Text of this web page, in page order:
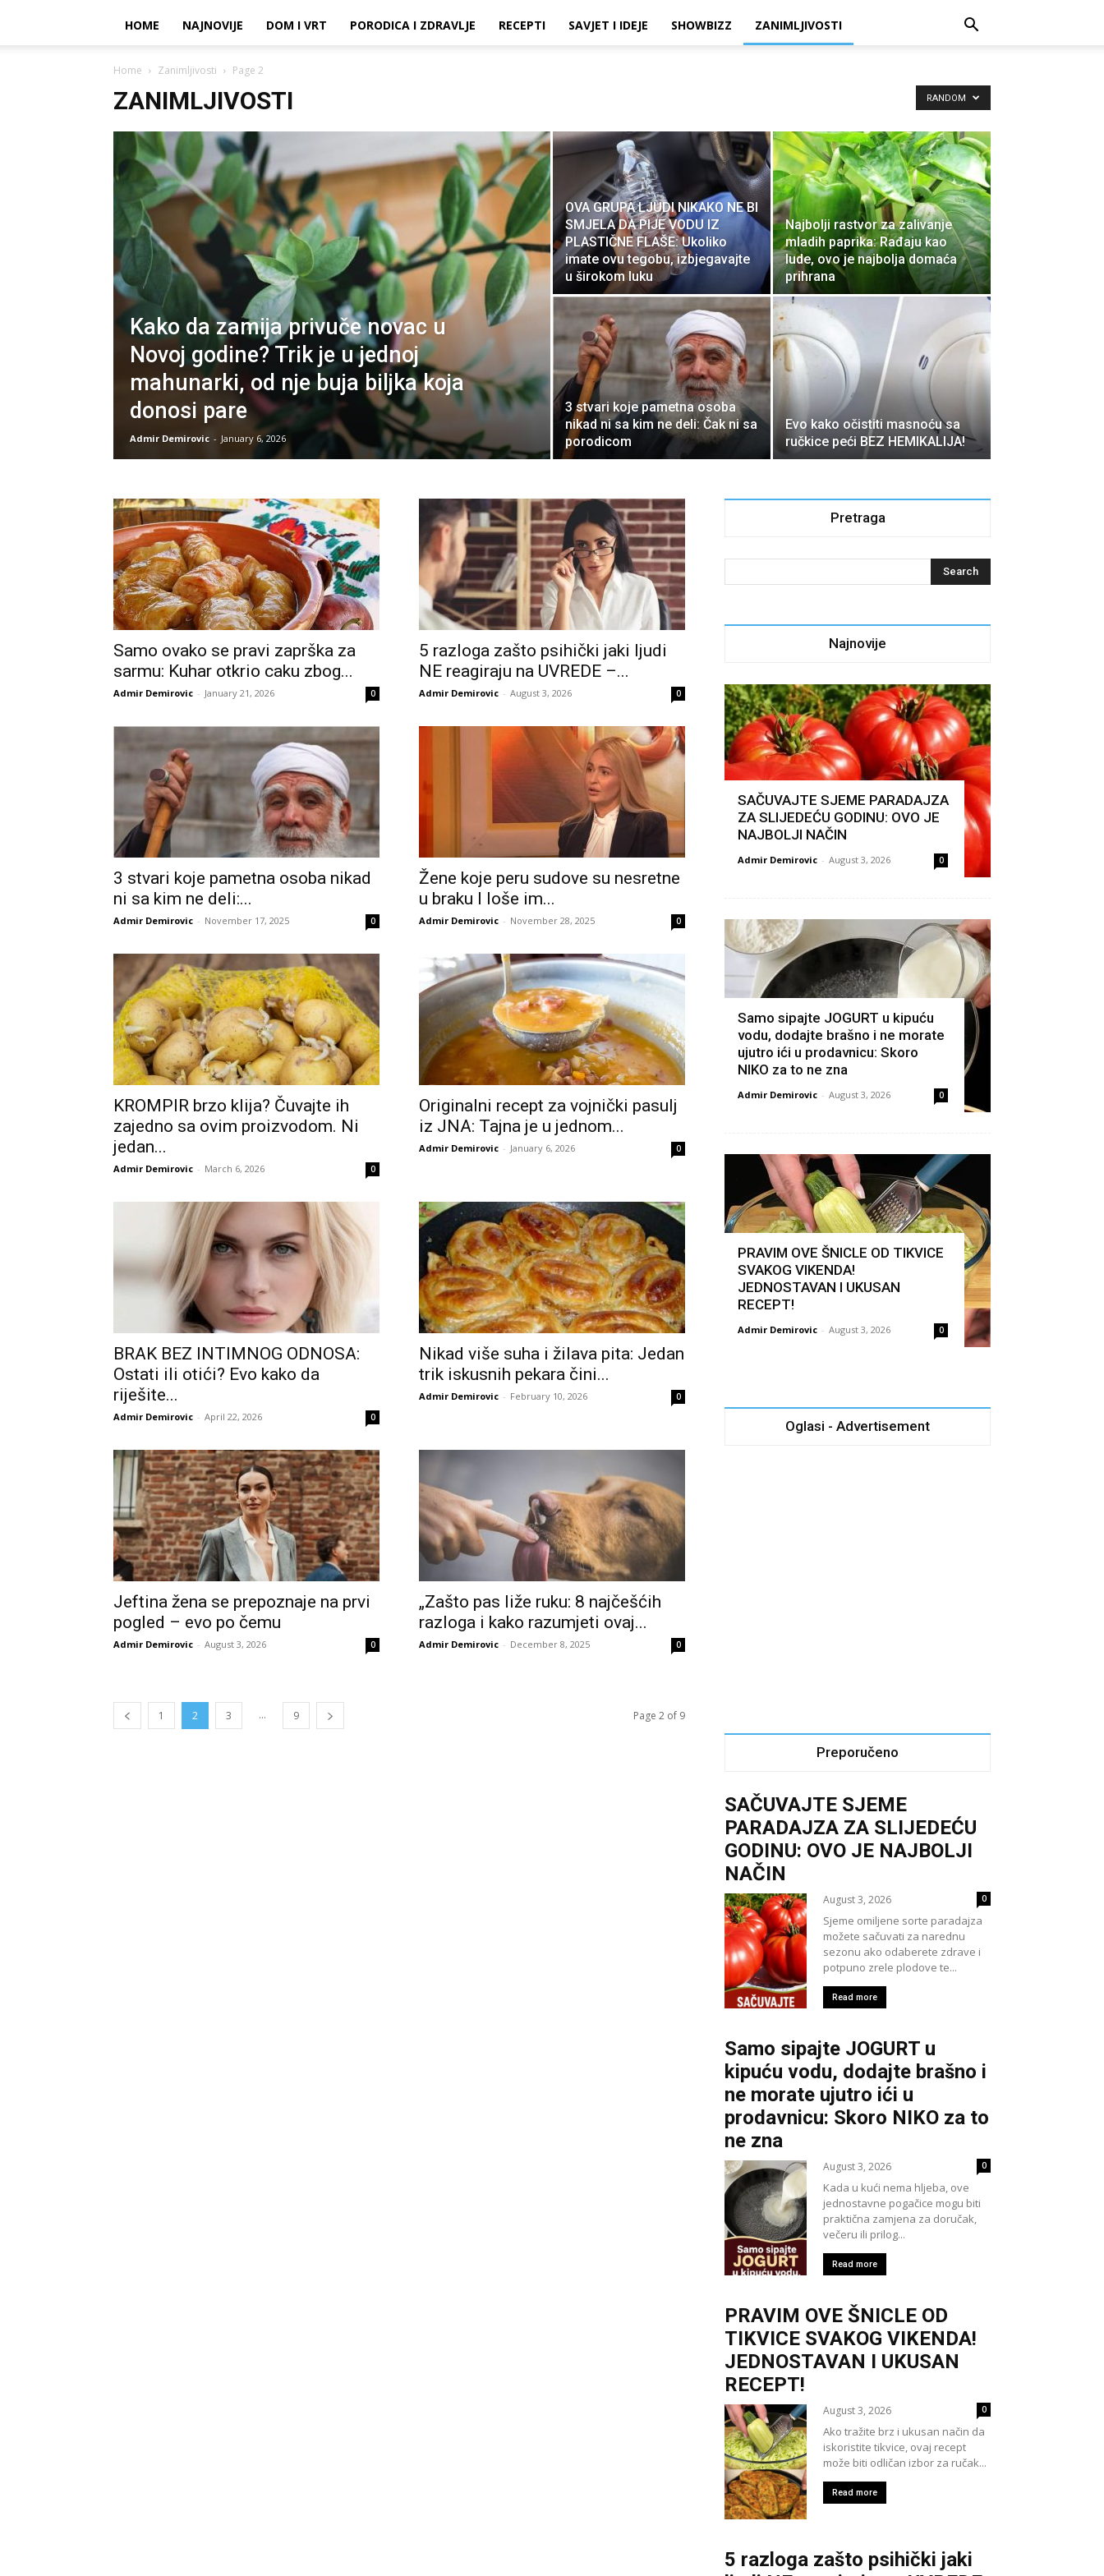
HOME NAJNOVIJE DOM I VRT PORODICA I ZDRAVLJE RECEPTI SAVJET I IDEJE SHOWBIZZ ZANIMLJIVOSTI
Home Zanimljivosti Page 2
ZANIMLJIVOSTI RANDOM
Kako da zamija privuče novac u
Novoj godine? Trik je u jednoj
mahunarki, od nje buja biljka koja
donosi pare
Admir Demirovic - January 6, 2026
OVA GRUPA LJUDI NIKAKO NE BI
SMJELA DA PIJE VODU IZ
PLASTIČNE FLAŠE: Ukoliko
imate ovu tegobu, izbjegavajte
u širokom luku
Najbolji rastvor za zalivanje
mladih paprika: Rađaju kao
lude, ovo je najbolja domaća
prihrana
3 stvari koje pametna osoba
nikad ni sa kim ne deli: Čak ni sa
porodicom
Evo kako očistiti masnoću sa
ručkice peći BEZ HEMIKALIJA!
Samo ovako se pravi zaprška za
sarmu: Kuhar otkrio caku zbog...
Admir Demirovic - January 21, 2026 0
5 razloga zašto psihički jaki ljudi
NE reagiraju na UVREDE –...
Admir Demirovic - August 3, 2026 0
3 stvari koje pametna osoba nikad
ni sa kim ne deli:...
Admir Demirovic - November 17, 2025 0
Žene koje peru sudove su nesretne
u braku I loše im...
Admir Demirovic - November 28, 2025 0
KROMPIR brzo klija? Čuvajte ih
zajedno sa ovim proizvodom. Ni
jedan...
Admir Demirovic - March 6, 2026 0
Originalni recept za vojnički pasulj
iz JNA: Tajna je u jednom...
Admir Demirovic - January 6, 2026 0
BRAK BEZ INTIMNOG ODNOSA:
Ostati ili otići? Evo kako da
riješite...
Admir Demirovic - April 22, 2026 0
Nikad više suha i žilava pita: Jedan
trik iskusnih pekara čini...
Admir Demirovic - February 10, 2026 0
Jeftina žena se prepoznaje na prvi
pogled – evo po čemu
Admir Demirovic - August 3, 2026 0
„Zašto pas liže ruku: 8 najčešćih
razloga i kako razumjeti ovaj...
Admir Demirovic - December 8, 2025 0
1 2 3 ... 9 Page 2 of 9
Pretraga
Najnovije
SAČUVAJTE SJEME PARADAJZA
ZA SLIJEDEĆU GODINU: OVO JE
NAJBOLJI NAČIN
Admir Demirovic - August 3, 2026 0
Samo sipajte JOGURT u kipuću
vodu, dodajte brašno i ne morate
ujutro ići u prodavnicu: Skoro
NIKO za to ne zna
Admir Demirovic - August 3, 2026 0
PRAVIM OVE ŠNICLE OD TIKVICE
SVAKOG VIKENDA!
JEDNOSTAVAN I UKUSAN
RECEPT!
Admir Demirovic - August 3, 2026 0
Oglasi - Advertisement
Preporučeno
SAČUVAJTE SJEME
PARADAJZA ZA SLIJEDEĆU
GODINU: OVO JE NAJBOLJI
NAČIN
August 3, 2026 0
Sjeme omiljene sorte paradajza
možete sačuvati za narednu
sezonu ako odaberete zdrave i
potpuno zrele plodove te...
Read more
Samo sipajte JOGURT u
kipuću vodu, dodajte brašno i
ne morate ujutro ići u
prodavnicu: Skoro NIKO za to
ne zna
August 3, 2026 0
Kada u kući nema hljeba, ove
jednostavne pogačice mogu biti
praktična zamjena za doručak,
večeru ili prilog...
Read more
PRAVIM OVE ŠNICLE OD
TIKVICE SVAKOG VIKENDA!
JEDNOSTAVAN I UKUSAN
RECEPT!
August 3, 2026 0
Ako tražite brz i ukusan način da
iskoristite tikvice, ovaj recept
može biti odličan izbor za ručak...
Read more
5 razloga zašto psihički jaki